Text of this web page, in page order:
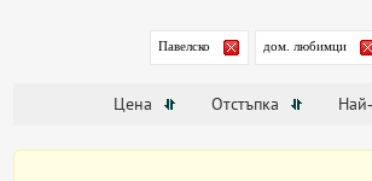
Павелско дом. любимци
Цена Отстъпка